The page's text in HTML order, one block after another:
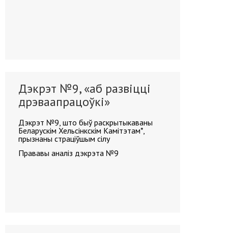
Дэкрэт №9, «аб развіцці
дрэваапрацоўкі»
Дэкрэт №9, што быў раскрытыкаваны
Беларускім Хельсінкскім Камітэтам*,
прызнаны страціўшым сілу
Прававы аналіз дэкрэта №9